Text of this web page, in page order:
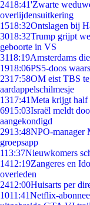
2418:41'Zwarte
overlijdensuitkering
1518:32Ontslagen bij
3018:32Trump grijpt
geboorte in VS
3118:19Amsterdams
1918:06PS5-doos
2317:58OM eist TBS
aardappelschilmesje
1317:41Meta krijgt half
6915:03Israël meldt
aangekondigd
2913:48NPO-manager
groepsapp
113:37Nieuwkomers
1412:19Zangeres en
overleden
2412:00Huisarts per
1011:41Netflix-